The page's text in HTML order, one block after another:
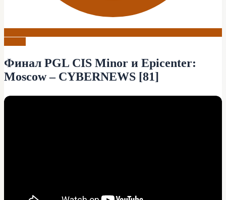
Финал PGL CIS Minor и Epicenter:
Moscow – CYBERNEWS [81]